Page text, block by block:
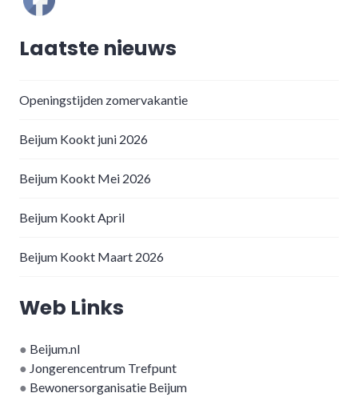
Laatste nieuws
Openingstijden zomervakantie
Beijum Kookt juni 2026
Beijum Kookt Mei 2026
Beijum Kookt April
Beijum Kookt Maart 2026
Web Links
● Beijum.nl
● Jongerencentrum Trefpunt
● Bewonersorganisatie Beijum